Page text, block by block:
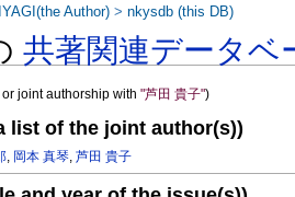
共著関連データベ
or joint authorship with"芦田 貴子")
list of the joint author(s))
, 岡本 真琴,芦田 貴子
Author) >nkysdb (this DB)